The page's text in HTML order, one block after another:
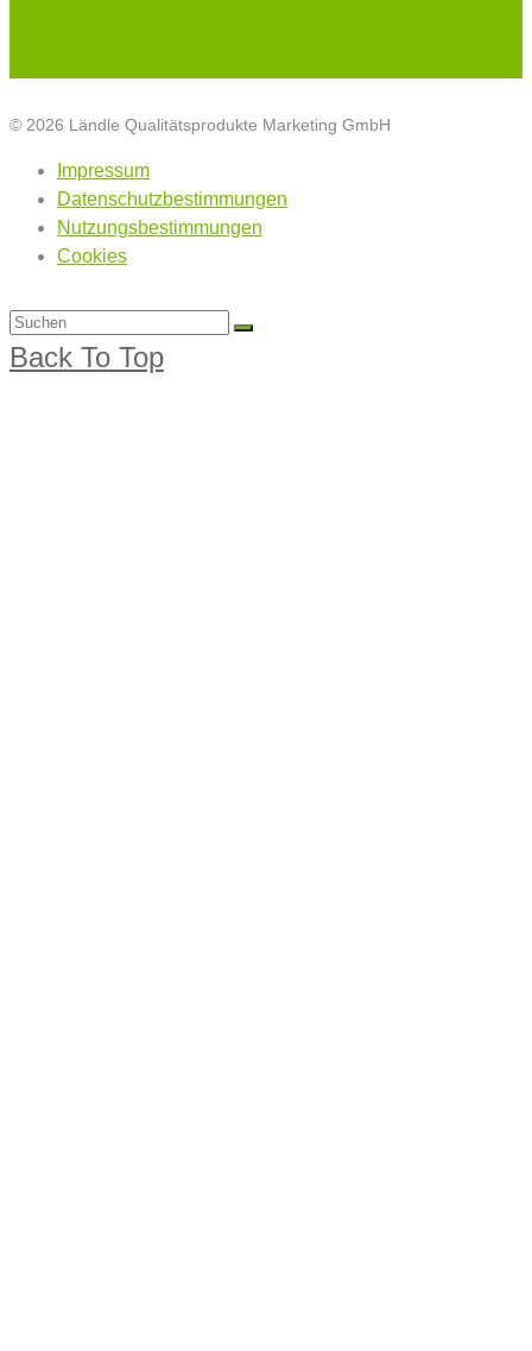
© 2026 Ländle Qualitätsprodukte Marketing GmbH
Impressum
Datenschutzbestimmungen
Nutzungsbestimmungen
Cookies
Back To Top